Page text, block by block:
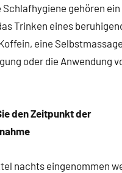
Schlafhygiene gehören
Trinken eines
eine
oder die Anwendung
den Zeitpunkt der
nachts eingenommen